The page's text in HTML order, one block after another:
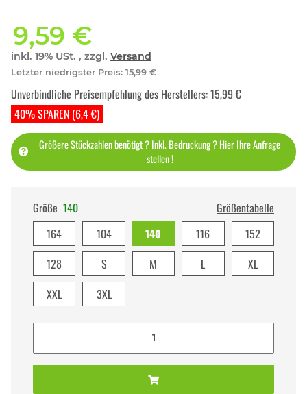
9,59 €
inkl. 19% USt. , zzgl. Versand
Letzter niedrigster Preis: 15,99 €
40% SPAREN (6,4 €)
Unverbindliche Preisempfehlung des Herstellers:15,99 €
Größere Stückzahlen benötigt ? Inkl. Bedruckung ? Hier Ihre Anfrage
stellen !
Größe 140
Größentabelle
164
104 140 116
152
128
S M L
XL
XXL
3XL